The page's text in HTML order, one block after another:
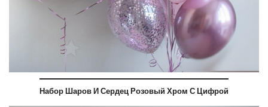
Набор Шаров И Сердец Розовый Хром С Цифрой